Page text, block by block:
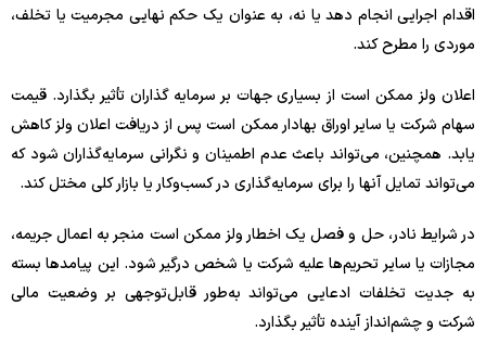
اقدام اجرایی انجام دهد یا نه، به عنوان یک حکم نهایی مجرمیت یا تخلف،
موردی را مطرح کند.
اعلان ولز ممکن است از بسیاری جهات بر سرمایه گذاران تأثیر بگذارد. قیمت
سهام شرکت یا سایر اوراق بهادار ممکن است پس از دریافت اعلان ولز کاهش
یابد. همچنین، می‌تواند باعث عدم اطمینان و نگرانی سرمایه‌گذاران شود که
می‌تواند تمایل آنها را برای سرمایه‌گذاری در کسب‌وکار یا بازار کلی مختل کند.
در شرایط نادر، حل و فصل یک اخطار ولز ممکن است منجر به اعمال جریمه،
مجازات یا سایر تحریم‌ها علیه شرکت یا شخص درگیر شود. این پیامدها بسته
به جدیت تخلفات ادعایی می‌تواند به‌طور قابل‌توجهی بر وضعیت مالی
شرکت و چشم‌انداز آینده تأثیر بگذارد.